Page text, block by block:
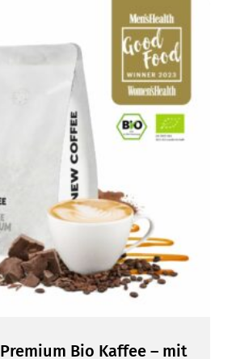
Bio Kaffee – mit